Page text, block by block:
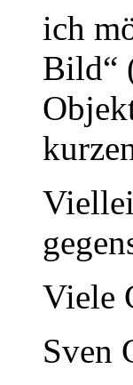
ich
Bild“
Viele
Sven